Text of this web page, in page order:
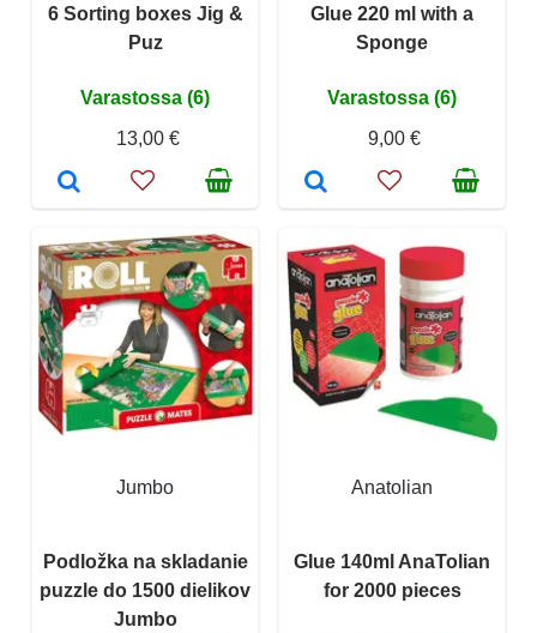
6 Sorting boxes Jig &
Puz
Varastossa (6)
13,00 €
Glue 220 ml with a
Sponge
Varastossa (6)
9,00 €
Jumbo
Podložka na skladanie
puzzle do 1500 dielikov
Jumbo
Anatolian
Glue 140ml AnaTolian
for 2000 pieces